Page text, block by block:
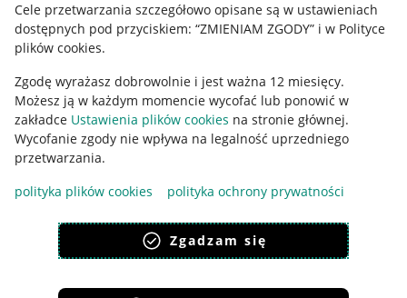
Cele przetwarzania szczegółowo opisane są w ustawieniach
dostępnych pod przyciskiem: “ZMIENIAM ZGODY” i w Polityce
plików cookies.
Zgodę wyrażasz dobrowolnie i jest ważna 12 miesięcy.
Możesz ją w każdym momencie wycofać lub ponowić w
zakładce Ustawienia plików cookies na stronie głównej.
Wycofanie zgody nie wpływa na legalność uprzedniego
przetwarzania.
polityka plików cookies
polityka ochrony prywatności
Zgadzam się
Udostępnianie lokalizacji
Informacje dla Aktu o Usługach Cyfrowych
Pobierz aplikację